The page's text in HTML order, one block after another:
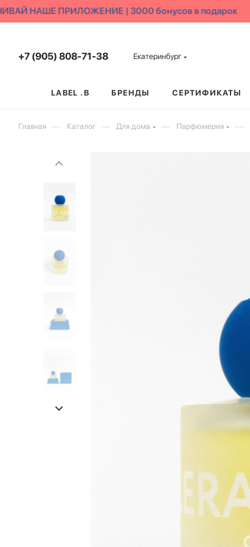
НАШЕ ПРИЛОЖЕНИЕ | 3000 бонусов в подарок
+7 (905) 808-71-38 Екатеринбург
LABEL .B БРЕНДЫ СЕРТИФИКАТЫ
Главная — Каталог — Для дома — Парфюмерия —